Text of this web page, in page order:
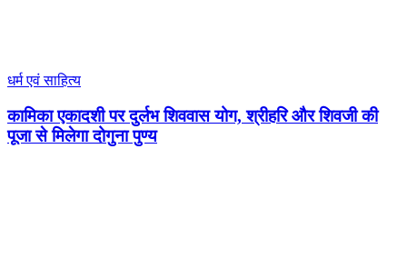
धर्म एवं साहित्य
कामिका एकादशी पर दुर्लभ शिववास योग, श्रीहरि और शिवजी की
पूजा से मिलेगा दोगुना पुण्य